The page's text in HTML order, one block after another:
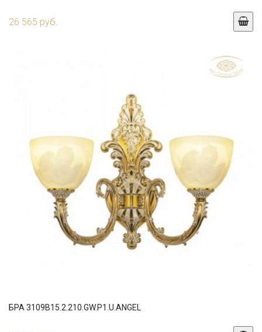
26 565 руб.
БРА 3109B15.2.210.GW.P1.U.ANGEL